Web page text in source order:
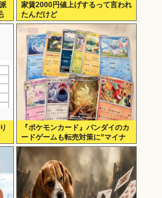
家賃2000円値上げするって言われ
たんだけど
『ポケモンカード』バンダイのカ
ードゲームも転売対策に”マイナ
ンバー”導入開始「効果テキメ
ン」